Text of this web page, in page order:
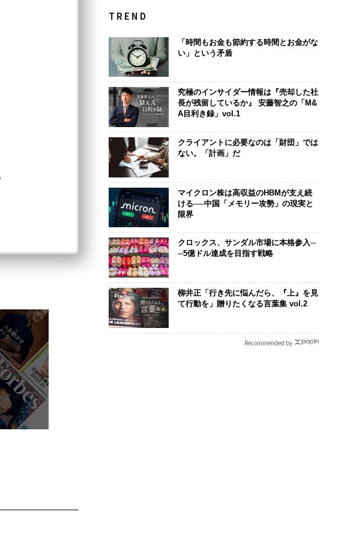
TREND
「時間もお金も節約する時間とお金がな
い」という矛盾
究極のインサイダー情報は『売却した社
長が残留しているか』 安藤智之の「M&
A目利き録」vol.1
クライアントに必要なのは「財団」では
ない。「計画」だ
マイクロン株は高収益のHBMが支え続
ける──中国「メモリー攻勢」の現実と
限界
クロックス、サンダル市場に本格参入─
─5億ドル達成を目指す戦略
柳井正「行き先に悩んだら、『上』を見
て行動を」贈りたくなる言葉集 vol.2
Recommended by